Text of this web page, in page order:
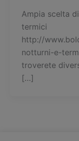
Ampia scelta
termici
http://
notturni-e-
troverete
[…]